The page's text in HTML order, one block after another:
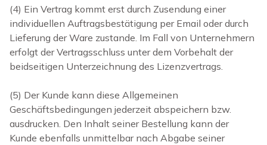
(4) Ein Vertrag kommt erst durch Zusendung einer
individuellen Auftragsbestätigung per Email oder durch
Lieferung der Ware zustande. Im Fall von Unternehmern
erfolgt der Vertragsschluss unter dem Vorbehalt der
beidseitigen Unterzeichnung des Lizenzvertrags.
(5) Der Kunde kann diese Allgemeinen
Geschäftsbedingungen jederzeit abspeichern bzw.
ausdrucken. Den Inhalt seiner Bestellung kann der
Kunde ebenfalls unmittelbar nach Abgabe seiner